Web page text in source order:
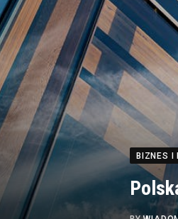
BIZNES I